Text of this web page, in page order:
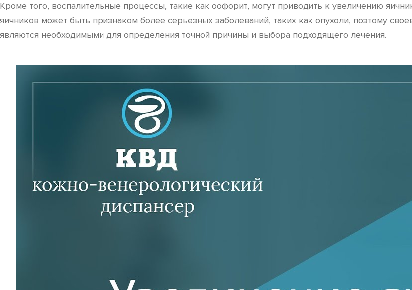
Кроме того, воспалительные процессы, такие как оофорит, могут приводить к увеличению
яичников может быть признаком более серьезных заболеваний, таких как опухоли, поэтому
являются необходимыми для определения точной причины и выбора подходящего лечения.